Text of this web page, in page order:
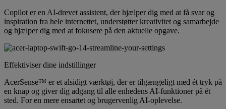
Copilot er en AI-drevet assistent, der hjælper dig med at få svar og
inspiration fra hele internettet, understøtter kreativitet og samarbejde
og hjælper dig med at fokusere på den aktuelle opgave.
Effektiviser dine indstillinger
AcerSense™ er et alsidigt værktøj, der er tilgængeligt med ét tryk på
en knap og giver dig adgang til alle enhedens AI-funktioner på ét
sted. For en mere ensartet og brugervenlig AI-oplevelse.